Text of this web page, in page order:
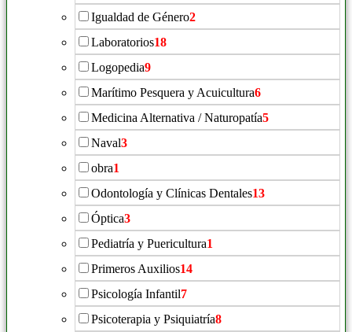
Igualdad de Género2
Laboratorios18
Logopedia9
Marítimo Pesquera y Acuicultura6
Medicina Alternativa / Naturopatía5
Naval3
obra1
Odontología y Clínicas Dentales13
Óptica3
Pediatría y Puericultura1
Primeros Auxilios14
Psicología Infantil7
Psicoterapia y Psiquiatría8